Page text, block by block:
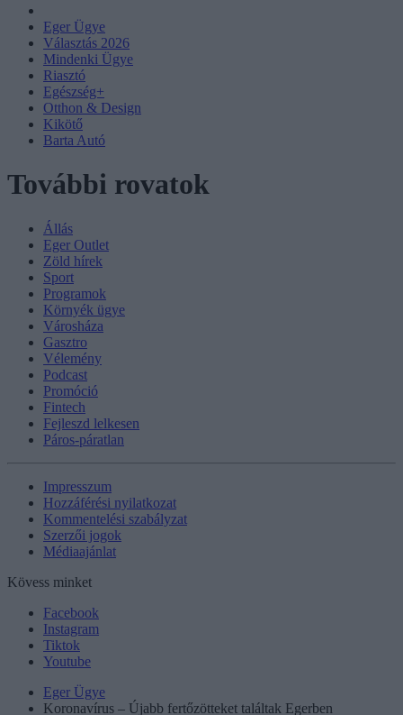
Eger Ügye
Választás 2026
Mindenki Ügye
Riasztó
Egészség+
Otthon & Design
Kikötő
Barta Autó
További rovatok
Állás
Eger Outlet
Zöld hírek
Sport
Programok
Környék ügye
Városháza
Gasztro
Vélemény
Podcast
Promóció
Fintech
Fejleszd lelkesen
Páros-páratlan
Impresszum
Hozzáférési nyilatkozat
Kommentelési szabályzat
Szerzői jogok
Médiaajánlat
Kövess minket
Facebook
Instagram
Tiktok
Youtube
Eger Ügye
Koronavírus – Újabb fertőzötteket találtak Egerben